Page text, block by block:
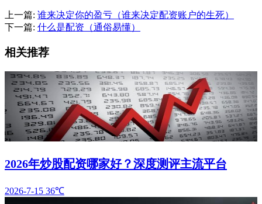
上一篇: 谁来决定你的盈亏（谁来决定配资账户的生死）
下一篇: 什么是配资（通俗易懂）
相关推荐
2026年炒股配资哪家好？深度测评主流平台
2026-7-15 36℃